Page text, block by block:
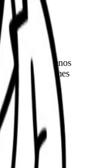
de pequenos
exames
com este